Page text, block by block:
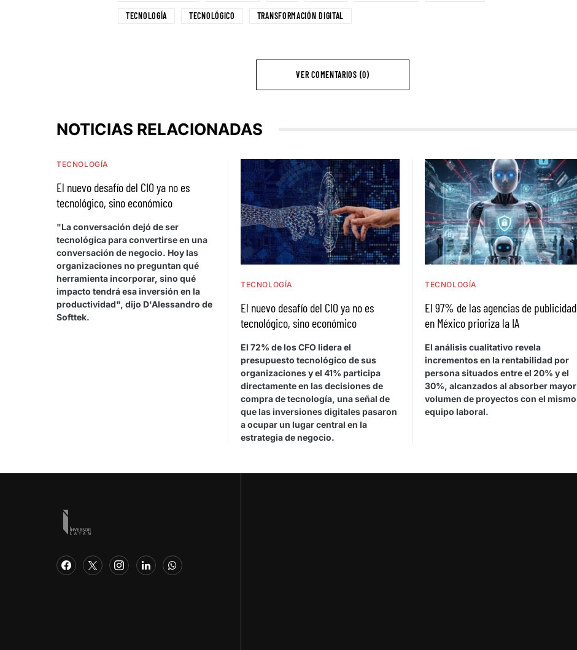
TECNOLOGÍA TECNOLÓGICO TRANSFORMACIÓN DIGITAL
VER COMENTARIOS (0)
NOTICIAS RELACIONADAS
TECNOLOGÍA
El nuevo desafío del CIO ya no es
tecnológico, sino económico
"La conversación dejó de ser
tecnológica para convertirse en una
conversación de negocio. Hoy las
organizaciones no preguntan qué
herramienta incorporar, sino qué
impacto tendrá esa inversión en la
productividad", dijo D'Alessandro de
Softtek.
TECNOLOGÍA
El nuevo desafío del CIO ya no es
tecnológico, sino económico
El 72% de los CFO lidera el
presupuesto tecnológico de sus
organizaciones y el 41% participa
directamente en las decisiones de
compra de tecnología, una señal de
que las inversiones digitales pasaron
a ocupar un lugar central en la
estrategia de negocio.
TECNOLOGÍA
El 97% de las agencias de publicidad
en México prioriza la IA
El análisis cualitativo revela
incrementos en la rentabilidad por
persona situados entre el 20% y el
30%, alcanzados al absorber mayor
volumen de proyectos con el mismo
equipo laboral.